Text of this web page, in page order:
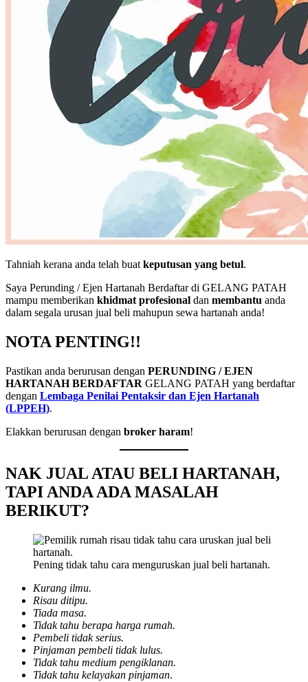
Tahniah kerana anda telah buatkeputusan yang betul.
Saya Perunding / Ejen Hartanah Berdaftar di GELANG PATAH
mampu memberikan khidmat profesional dan membantu anda
dalam segala urusan jual beli mahupun sewa hartanah anda!
NOTA PENTING!!
Pastikan anda berurusan dengan PERUNDING / EJEN
HARTANAH BERDAFTAR GELANG PATAH yang berdaftar
dengan Lembaga Penilai Pentaksir dan Ejen Hartanah
(LPPEH).
Elakkan berurusan dengan broker haram!
NAK JUAL ATAU BELI HARTANAH,
TAPI ANDA ADA MASALAH
BERIKUT?
Pening tidak tahu cara menguruskan jual beli hartanah.
Kurang ilmu.
Risau ditipu.
Tiada masa.
Tidak tahu berapa harga rumah.
Pembeli tidak serius.
Pinjaman pembeli tidak lulus.
Tidak tahu medium pengiklanan.
Tidak tahu kelayakan pinjaman.